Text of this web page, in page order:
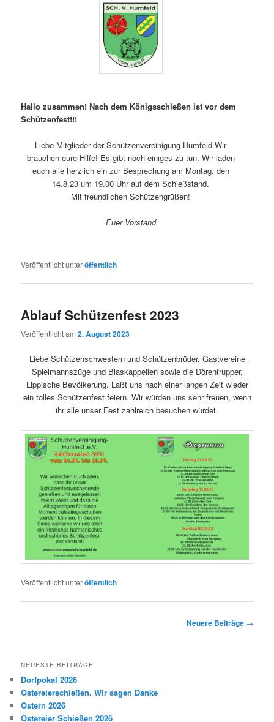
Hallo zusammen! Nach dem Königsschießen ist vor dem
Schützenfest!!!
Liebe Mitglieder der Schützenvereinigung-Humfeld Wir
brauchen eure Hilfe! Es gibt noch einiges zu tun. Wir laden
euch alle herzlich ein zur Besprechung am Montag, den
14.8.23 um 19.00 Uhr auf dem Schießstand.
Mit freundlichen Schützengrüßen!
Euer Vorstand
Veröffentlicht unteröffentlich
Ablauf Schützenfest 2023
Veröffentlicht am2. August 2023
Liebe Schützenschwestern und Schützenbrüder, Gastvereine
Spielmannszüge und Blaskappellen sowie die Dörentrupper,
Lippische Bevölkerung. Laßt uns nach einer langen Zeit wieder
ein tolles Schützenfest feiern. Wir würden uns sehr freuen, wenn
ihr alle unser Fest zahlreich besuchen würdet.
Veröffentlicht unteröffentlich
Neuere Beiträge →
NEUESTE BEITRÄGE
Dorfpokal 2026
Ostereierschießen. Wir sagen Danke
Ostern 2026
Ostereier Schießen 2026